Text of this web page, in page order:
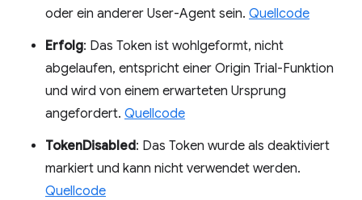
oder ein anderer User-Agent sein. Quellcode
Erfolg: Das Token ist wohlgeformt, nicht
abgelaufen, entspricht einer Origin Trial-Funktion
und wird von einem erwarteten Ursprung
angefordert. Quellcode
TokenDisabled: Das Token wurde als deaktiviert
markiert und kann nicht verwendet werden.
Quellcode